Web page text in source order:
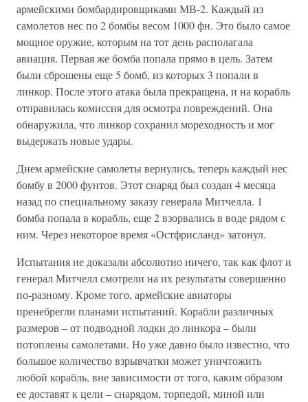
армейскими бомбардировщиками МВ-2. Каждый из
самолетов нес по 2 бомбы весом 1000 фн. Это было самое
мощное оружие, которым на тот день располагала
авиация. Первая же бомба попала прямо в цель. Затем
были сброшены еще 5 бомб, из которых 3 попали в
линкор. После этого атака была прекращена, и на корабль
отправилась комиссия для осмотра повреждений. Она
обнаружила, что линкор сохранил мореходность и мог
выдержать новые удары.
Днем армейские самолеты вернулись, теперь каждый нес
бомбу в 2000 фунтов. Этот снаряд был создан 4 месяца
назад по специальному заказу генерала Митчелла. 1
бомба попала в корабль, еще 2 взорвались в воде рядом с
ним. Через некоторое время «Остфрисланд» затонул.
Испытания не доказали абсолютно ничего, так как флот и
генерал Митчелл смотрели на их результаты совершенно
по-разному. Кроме того, армейские авиаторы
пренебрегли планами испытаний. Корабли различных
размеров – от подводной лодки до линкора – были
потоплены самолетами. Но уже давно было известно, что
большое количество взрывчатки может уничтожить
любой корабль, вне зависимости от того, каким образом
ее доставят к цели – снарядом, торпедой, миной или